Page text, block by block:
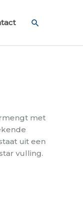
Zoeken
met
uit een
vulling.